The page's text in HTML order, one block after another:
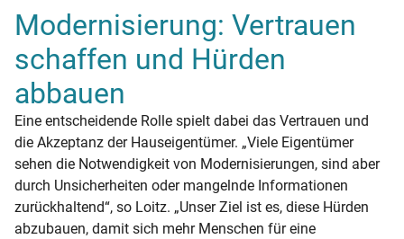
Modernisierung: Vertrauen
schaffen und Hürden
abbauen
Eine entscheidende Rolle spielt dabei das Vertrauen und
die Akzeptanz der Hauseigentümer. „Viele Eigentümer
sehen die Notwendigkeit von Modernisierungen, sind aber
durch Unsicherheiten oder mangelnde Informationen
zurückhaltend“, so Loitz. „Unser Ziel ist es, diese Hürden
abzubauen, damit sich mehr Menschen für eine